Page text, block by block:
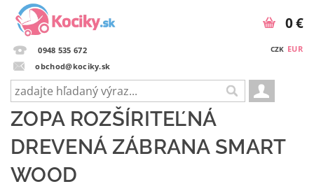
0948 535 672
obchod@kociky.sk
CZK EUR
0 €
ZOPA ROZŠÍRITEĽNÁ
DREVENÁ ZÁBRANA SMART
WOOD